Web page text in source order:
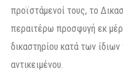
προϊστάμενοί τους, το
περαιτέρω προσφυγή εκ
δικαστηρίου κατά των
αντικειμένου.